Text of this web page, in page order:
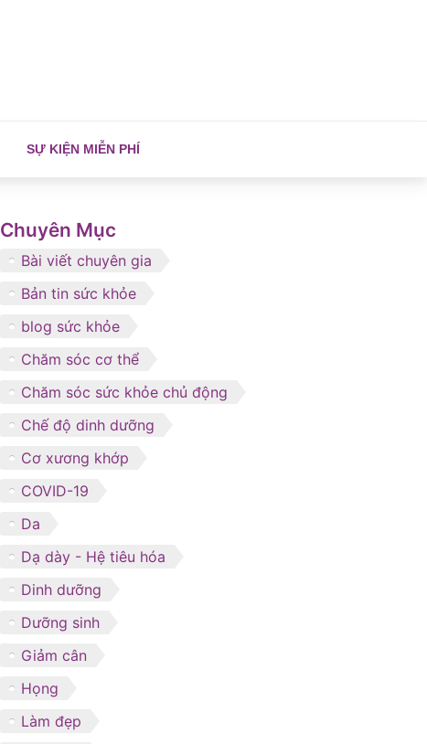
SỰ KIỆN MIỄN PHÍ
Chuyên Mục
Bài viết chuyên gia
Bản tin sức khỏe
blog sức khỏe
Chăm sóc cơ thể
Chăm sóc sức khỏe chủ động
Chế độ dinh dưỡng
Cơ xương khớp
COVID-19
Da
Dạ dày - Hệ tiêu hóa
Dinh dưỡng
Dưỡng sinh
Giảm cân
Họng
Làm đẹp